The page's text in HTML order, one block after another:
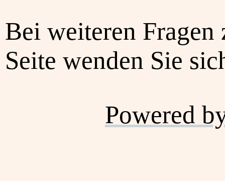
Bei weiteren Fragen
Seite wenden Sie
Powered